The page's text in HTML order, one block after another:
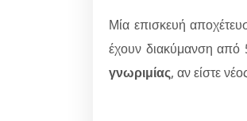
Μία επισκευή
έχουν διακύμανση
γνωριμίας, αν είστε